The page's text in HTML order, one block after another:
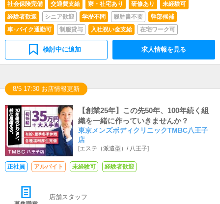
社会保険完備
交通費支給 寮・社宅あり 研修あり
未経験可
経験者歓迎
シニア歓迎 学歴不問 履歴書不要
幹部候補
車･バイク通勤可
制服貸与 入社祝い金支給 在宅ワーク可
検討中に追加 求人情報を見る
8/5 17:30 お店情報更新
【創業25年】この先50年、100年続く組
織を一緒に作っていきませんか？
東京メンズボディクリニックTMBC八王子
店
[エステ（派遣型）/ 八王子]
正社員 アルバイト 未経験可 経験者歓迎
店舗スタッフ